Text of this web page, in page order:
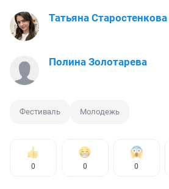
Татьяна Старостенкова
Полина Золотарева
Фестиваль Молодежь
0 0 0